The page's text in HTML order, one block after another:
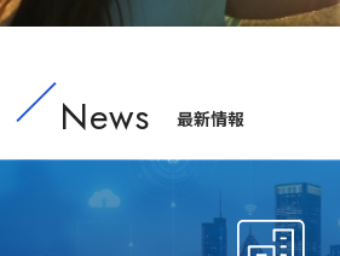
News 最新情報